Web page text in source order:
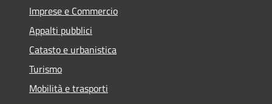
Imprese e Commercio
Appalti pubblici
Catasto e urbanistica
Turismo
Mobilità e trasporti